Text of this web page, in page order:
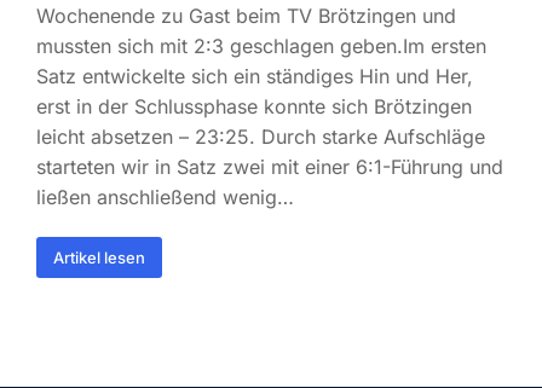
Wochenende zu Gast beim TV Brötzingen und
mussten sich mit 2:3 geschlagen geben.Im ersten
Satz entwickelte sich ein ständiges Hin und Her,
erst in der Schlussphase konnte sich Brötzingen
leicht absetzen – 23:25. Durch starke Aufschläge
starteten wir in Satz zwei mit einer 6:1-Führung und
ließen anschließend wenig…
Artikel lesen